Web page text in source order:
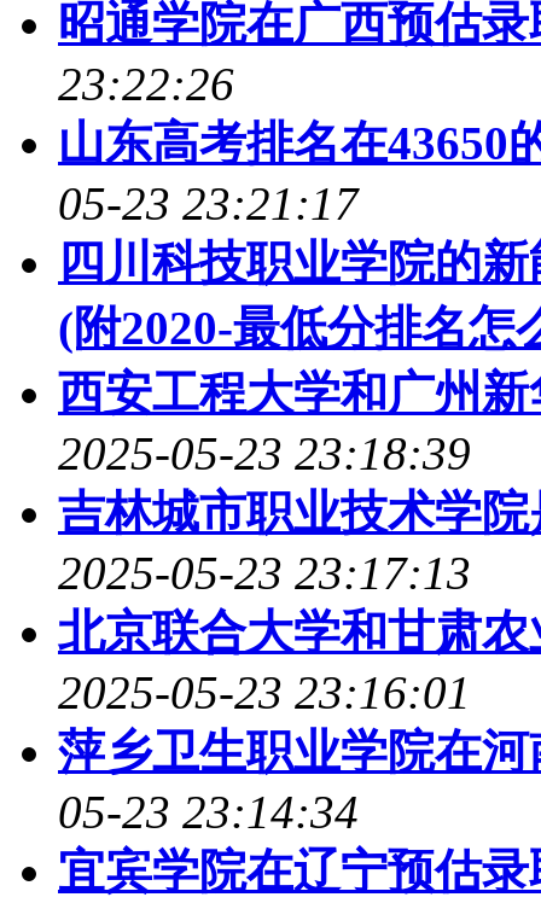
昭通学院在广西预估
23:22:26
山东高考排名在43650
05-23 23:21:17
四川科技职业学院的
(附2020-最低分排名怎
西安工程大学和广州
2025-05-23 23:18:39
吉林城市职业技术学院
2025-05-23 23:17:13
北京联合大学和甘肃
2025-05-23 23:16:01
萍乡卫生职业学院在
05-23 23:14:34
宜宾学院在辽宁预估